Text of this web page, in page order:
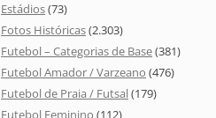
Estádios(73)
Fotos Históricas(2.303)
Futebol – Categorias de Base(381)
Futebol Amador / Varzeano (476)
Futebol de Praia / Futsal(179)
Futebol Feminino (112)